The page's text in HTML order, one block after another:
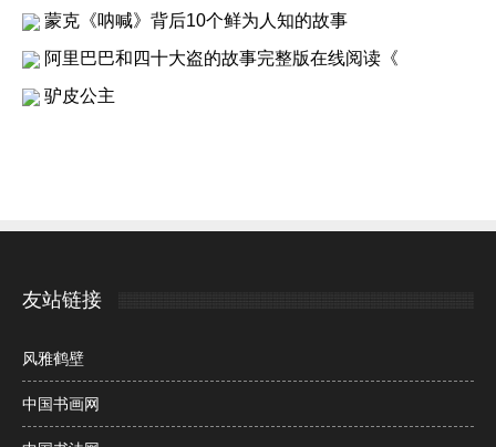
蒙克《呐喊》背后10个鲜为人知的故事
阿里巴巴和四十大盗的故事完整版在线阅读《
驴皮公主
友站链接
风雅鹤壁
中国书画网